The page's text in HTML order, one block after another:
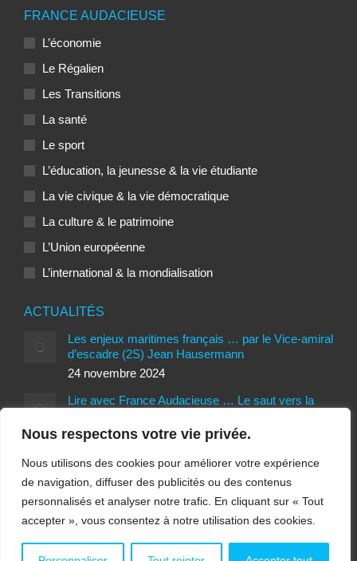
Nous respectons votre vie privée.
Nous utilisons des cookies pour améliorer votre expérience
de navigation, diffuser des publicités ou des contenus
personnalisés et analyser notre trafic. En cliquant sur « Tout
accepter », vous consentez à notre utilisation des cookies.
FRANCE AUDACIEUSE
L’économie
Le Régalien
Les Transitions
La santé
Le sport
L’éducation, la jeunesse & la vie étudiante
La vie civique & la vie démocratique
La culture & le patrimoine
L’Union européenne
L’international & la mondialisation
ACTUALITÉS
Les enjeux maritimes français … par le Vice-amiral
d’escadre (2S) Jean Hausermann
24 novembre 2024
Lire avec France Audacieuse … Le saut vers la
24 novembre 2024
Interview d’Antoine Vitkine, réalisateur du
documentaire Opération Trump … par Ariane
Sauvage
27 octobre 2024